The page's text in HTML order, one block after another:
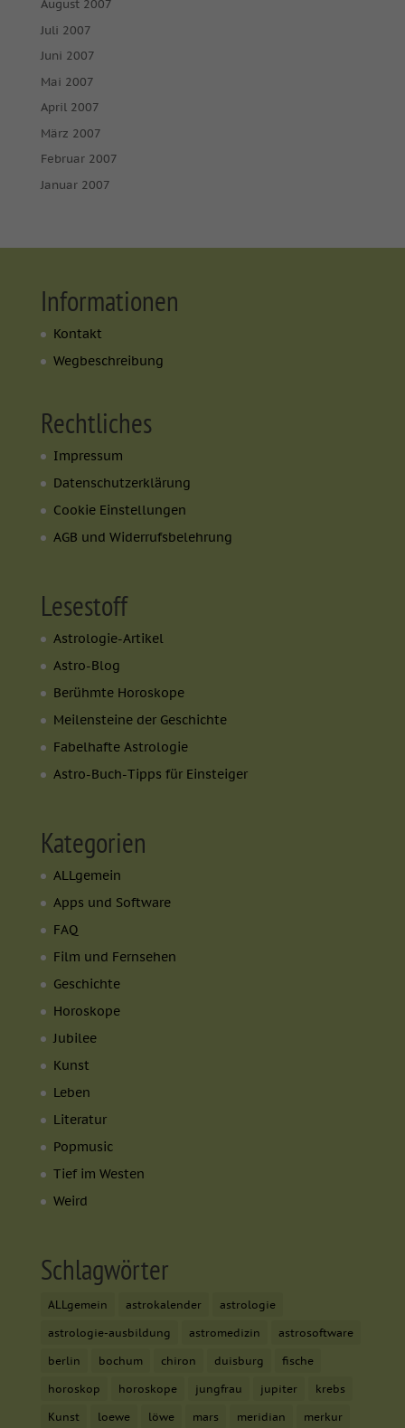
August 2007
Juli 2007
Juni 2007
Mai 2007
April 2007
März 2007
Februar 2007
Januar 2007
Informationen
Kontakt
Wegbeschreibung
Rechtliches
Impressum
Datenschutzerklärung
Cookie Einstellungen
AGB und Widerrufsbelehrung
Lesestoff
Astrologie-Artikel
Astro-Blog
Berühmte Horoskope
Meilensteine der Geschichte
Fabelhafte Astrologie
Astro-Buch-Tipps für Einsteiger
Kategorien
ALLgemein
Apps und Software
FAQ
Film und Fernsehen
Geschichte
Horoskope
Jubilee
Kunst
Leben
Literatur
Popmusic
Tief im Westen
Weird
Schlagwörter
ALLgemein astrokalender astrologie
astrologie-ausbildung astromedizin astrosoftware
berlin bochum chiron duisburg fische
horoskop horoskope jungfrau jupiter krebs
Kunst loewe löwe mars meridian merkur